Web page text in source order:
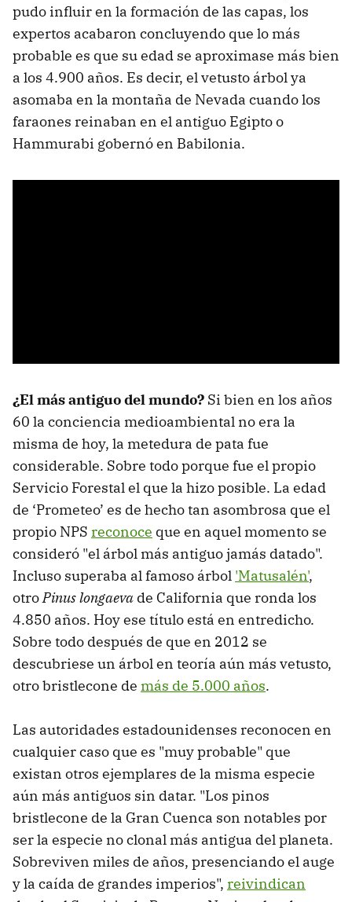
pudo influir en la formación de las capas, los
expertos acabaron concluyendo que lo más
probable es que su edad se aproximase más bien
a los 4.900 años. Es decir, el vetusto árbol ya
asomaba en la montaña de Nevada cuando los
faraones reinaban en el antiguo Egipto o
Hammurabi gobernó en Babilonia.
¿El más antiguo del mundo? Si bien en los años
60 la conciencia medioambiental no era la
misma de hoy, la metedura de pata fue
considerable. Sobre todo porque fue el propio
Servicio Forestal el que la hizo posible. La edad
de ‘Prometeo’ es de hecho tan asombrosa que el
propio NPS reconoce que en aquel momento se
consideró "el árbol más antiguo jamás datado".
Incluso superaba al famoso árbol 'Matusalén',
otroPinus longaeva de California que ronda los
4.850 años. Hoy ese título está en entredicho.
Sobre todo después de que en 2012 se
descubriese un árbol en teoría aún más vetusto,
otro bristlecone de más de 5.000 años.
Las autoridades estadounidenses reconocen en
cualquier caso que es "muy probable" que
existan otros ejemplares de la misma especie
aún más antiguos sin datar. "Los pinos
bristlecone de la Gran Cuenca son notables por
ser la especie no clonal más antigua del planeta.
Sobreviven miles de años, presenciando el auge
y la caída de grandes imperios", reivindican